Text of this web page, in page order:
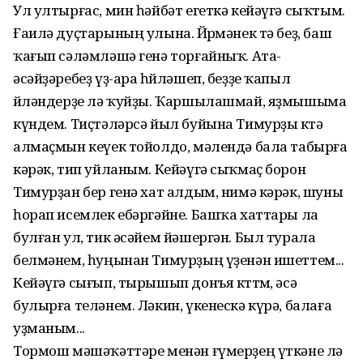
Ул ултырғас, мин һәйбәт егеткә кейәүгә сыҡтым.
Ғаилә дуҫтарының улына. Йөрө­мәнек тә беҙ, баш
ҡағып сәләмләшә генә торғайныҡ. Ата-
әсәйҙәребеҙ үҙ-ара һөй­ләшеп, беҙҙе ҡапыл
өйләндерҙе лә ҡуйҙы. Ҡаршылашмай, яҙмышыма
күндем. Тиҫ­тәләрсә йыл буйына Тимурҙы көтә
алмаҫ­мын кеүек тойолдо, мәлендә бала табырға
кәрәк, тип уйланым. Кейәүгә сыҡмаҫ борон
Тимурҙан бер генә хат алдым, нимә кәрәк, шуны
һорап исемлек ебәргәйне. Башҡа хаттары ла
булған ул, тик әсәйем йәшергән. Был турала
белмәнем, һуңынан Тимурҙың үҙенән ишеттем...
Кейәүгә сығып, тырышып донъя көттөм, әсә
булырға теләнем. Ләкин, үкенескә күрә, балаға
уҙманым...
Тормош мәшәҡәттәре менән ғүмерҙең үткәне лә